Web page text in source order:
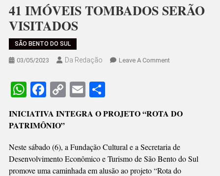
41 IMÓVEIS TOMBADOS SERÃO
VISITADOS
SÃO BENTO DO SUL
03/05/2023 Da Redação Leave A CommentOn
VISITADOS
WhatsApp
Facebook
CopyEmailShare
INICIATIVA INTEGRA O PROJETO “ROTA DO
PATRIMÔNIO”
Neste sábado (6), a Fundação Cultural e a Secretaria de
Desenvolvimento Econômico e Turismo de São Bento do Sul
promove uma caminhada em alusão ao projeto “Rota do